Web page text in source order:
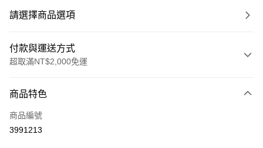
請選擇商品選項
付款與運送方式
超取滿NT$2,000免運
信用卡一次付款
超商取貨付款
商品特色
商品編號
3991213